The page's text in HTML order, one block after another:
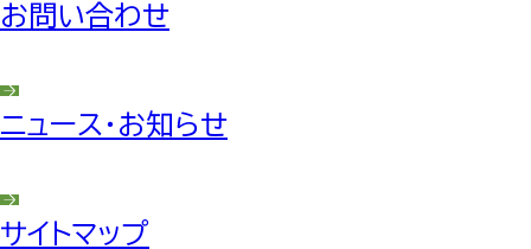
お問い合わせ
ニュース・お知らせ
サイトマップ